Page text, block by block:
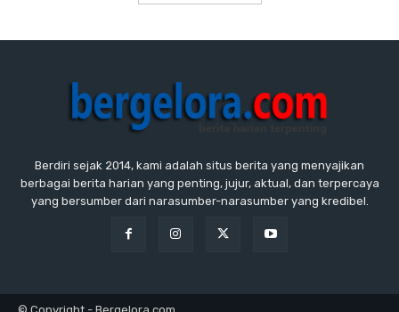
Berdiri sejak 2014, kami adalah situs berita yang menyajikan
berbagai berita harian yang penting, jujur, aktual, dan terpercaya
yang bersumber dari narasumber-narasumber yang kredibel.